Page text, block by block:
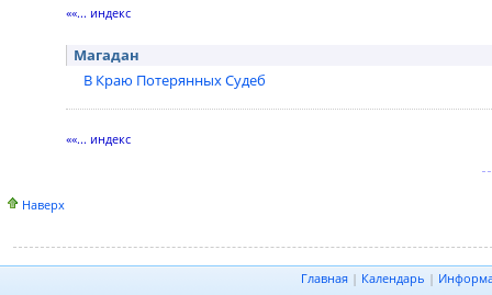
««... индекс
Магадан
В Краю Потерянных Судеб
««... индекс
Наверх
Главная | Календарь |